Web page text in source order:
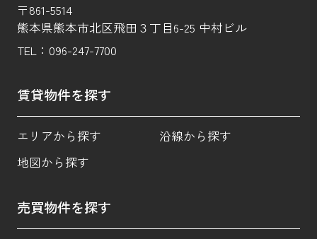
〒861-5514
熊本県熊本市北区飛田３丁目6-25 中村ビル
TEL： 096-247-7700
賃貸物件を探す
エリアから探す
沿線から探す
地図から探す
売買物件を探す